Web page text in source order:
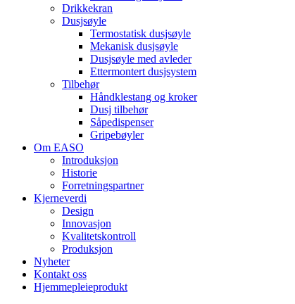
Drikkekran
Dusjsøyle
Termostatisk dusjsøyle
Mekanisk dusjsøyle
Dusjsøyle med avleder
Ettermontert dusjsystem
Tilbehør
Håndklestang og kroker
Dusj tilbehør
Såpedispenser
Gripebøyler
Om EASO
Introduksjon
Historie
Forretningspartner
Kjerneverdi
Design
Innovasjon
Kvalitetskontroll
Produksjon
Nyheter
Kontakt oss
Hjemmepleieprodukt